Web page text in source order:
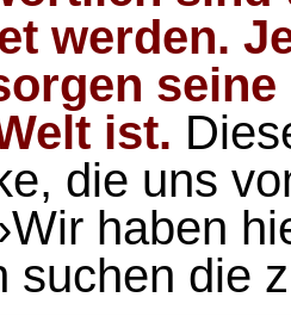
werden.
ist.
die uns
haben
suchen die